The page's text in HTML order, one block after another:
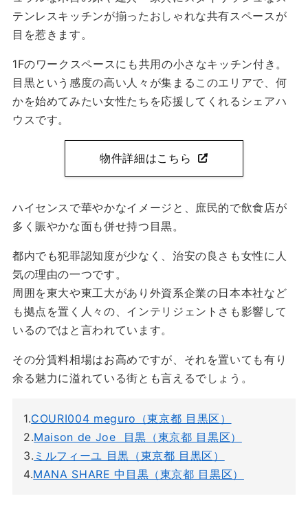
テンレスキッチンが揃ったおしゃれな共有スペースが
目を惹きます。
1Fのワークスペースにも共用の小さなキッチン付き。
目黒という感度の高い人々が集まるこのエリアで、何
かを始めてみたい女性たちを応援してくれるシェアハ
ウスです。
物件詳細はこちら
ハイセンスで華やかなイメージと、庶民的で飲食店が
多く賑やかな面も併せ持つ目黒。
都内でも犯罪認知度が少なく、治安の良さも女性に人
気の理由の一つです。
周囲を東大や東工大があり外資系企業の日本本社など
も拠点を置く人々の、インテリジェントさも影響して
いるのではと言われています。
その分賃料相場はお高めですが、それを置いても有り
余る魅力に溢れている街とも言えるでしょう。
1.COURI004 meguro（東京都 目黒区）
2.Maison de Joe 目黒（東京都 目黒区）
3. ミルフィーユ 目黒（東京都 目黒区）
4.MANA SHARE 中目黒（東京都 目黒区）